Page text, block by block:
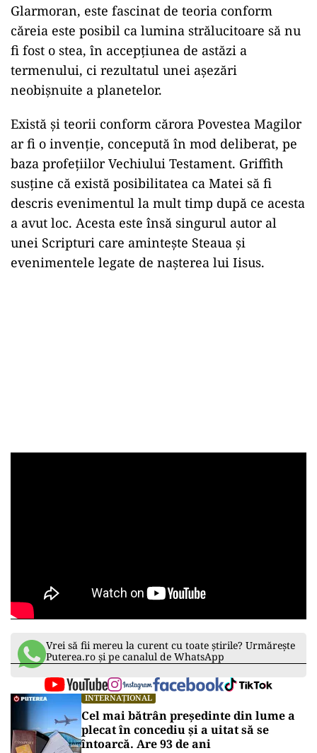
Glarmoran, este fascinat de teoria conform
căreia este posibil ca lumina strălucitoare să nu
fi fost o stea, în accepţiunea de astăzi a
termenului, ci rezultatul unei aşezări
neobişnuite a planetelor.
Există şi teorii conform cărora Povestea Magilor
ar fi o invenţie, concepută în mod deliberat, pe
baza profeţiilor Vechiului Testament. Griffith
susţine că există posibilitatea ca Matei să fi
descris evenimentul la mult timp după ce acesta
a avut loc. Acesta este însă singurul autor al
unei Scripturi care aminteşte Steaua şi
evenimentele legate de naşterea lui Iisus.
Vrei să fii mereu la curent cu toate știrile? Urmărește
Puterea.ro și pe canalul de WhatsApp
INTERNAȚIONAL
Cel mai bătrân președinte din lume a
plecat în concediu și a uitat să se
întoarcă. Are 93 de ani